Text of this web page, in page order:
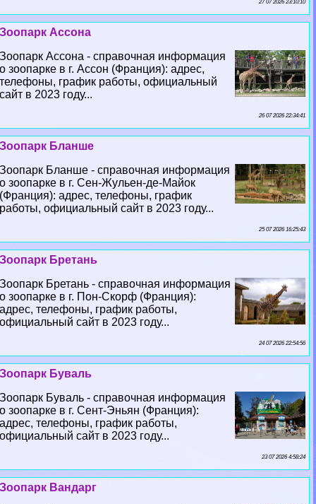
27 07 2026 23:10:10
Зоопарк Ассона
Зоопарк Ассона - справочная информация
о зоопарке в г. Ассон (Франция): адрес,
телефоны, график работы, официальный
сайт в 2023 году...
26 07 2026 22:34:41
Зоопарк Бланше
Зоопарк Бланше - справочная информация
о зоопарке в г. Сен-Жульен-де-Майок
(Франция): адрес, телефоны, график
работы, официальный сайт в 2023 году...
25 07 2026 16:25:43
Зоопарк Бретань
Зоопарк Бретань - справочная информация
о зоопарке в г. Пон-Скорф (Франция):
адрес, телефоны, график работы,
официальный сайт в 2023 году...
24 07 2026 22:54:56
Зоопарк Буваль
Зоопарк Буваль - справочная информация
о зоопарке в г. Сент-Эньян (Франция):
адрес, телефоны, график работы,
официальный сайт в 2023 году...
23 07 2026 4:58:24
Зоопарк Вандарг